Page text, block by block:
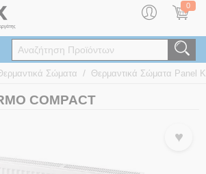
0
Σώματα / Θερμαντικά Σώματα Panel
COMPACT
♥